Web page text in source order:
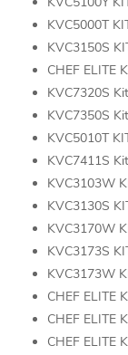
KVC5000T
KVC3150S
CHEF ELITE
KVC7320S
KVC7350S
KVC5010T
KVC7411S
KVC3103W
KVC3130S
KVC3170W
KVC3173S
KVC3173W
CHEF ELITE
CHEF ELITE
CHEF ELITE